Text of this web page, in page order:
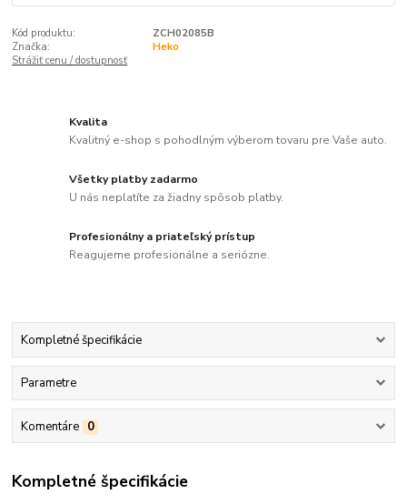
Kód produktu:
ZCH02085B
Značka:
Heko
Strážiť cenu / dostupnosť
Kvalita
Kvalitný e-shop s pohodlným výberom tovaru pre Vaše auto.
Všetky platby zadarmo
U nás neplatíte za žiadny spôsob platby.
Profesionálny a priateľský prístup
Reagujeme profesionálne a seriózne.
Kompletné špecifikácie
Parametre
Komentáre 0
Kompletné špecifikácie